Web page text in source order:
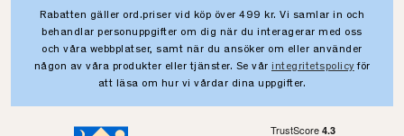
Rabatten gäller ord.priser vid köp över 499 kr. Vi samlar in och
behandlar personuppgifter om dig när du interagerar med oss
och våra webbplatser, samt när du ansöker om eller använder
någon av våra produkter eller tjänster. Se vår integritetspolicy för
att läsa om hur vi vårdar dina uppgifter.